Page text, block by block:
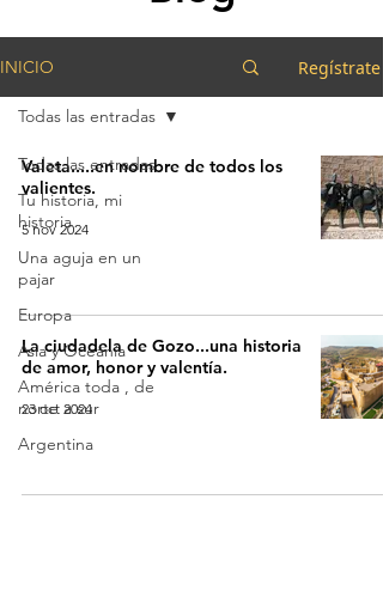
INICIO Regístrate
Todas las entradas
Tu historia, mi
historia
Una aguja en un
pajar
Europa
Asia y Oceanía
América toda , de
norte a sur
Argentina
Todas las entradas
Valeta.....en nombre de todos los
valientes.
5 nov 2024
La ciudadela de Gozo...una historia
de amor, honor y valentía.
23 oct 2024